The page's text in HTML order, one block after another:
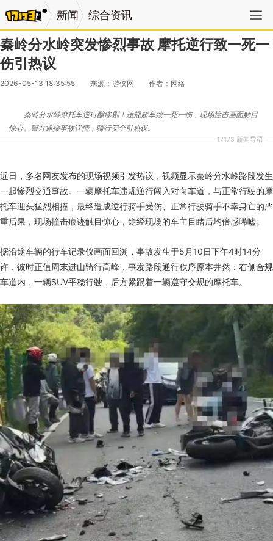
新闻 综合资讯
秦岭分水岭突发惨烈事故 摩托逆行致一死一
伤引热议
2026-05-13 18:35:55 来源：游侠网 作者：网络
17173 新闻导语
秦岭分水岭摩托车逆行酿惨剧！违规超车致一死一伤，现场撞击画面触目
惊心。警方通报事故详情，骑行安全引热议。
近日，多名网友发布的现场视频引发热议，视频显示秦岭分水岭路段发生
一起惨烈交通事故。一辆摩托车违规逆行闯入对向车道，与正常行驶的摩
托车迎头猛烈相撞，最终造成逆行骑手受伤、正常行驶骑手不幸身亡的严
重后果，现场撞击痕迹触目惊心，途经现场的车主目睹后均倍感唏嘘。
据沿途车辆的行车记录仪画面回溯，事故发生于5月10日下午4时14分
许，彼时正值周末进山骑行高峰，事发路段通行秩序原本井然：右侧合规
车道内，一辆SUV平稳行驶，后方紧跟着一辆遵守交规的摩托车。